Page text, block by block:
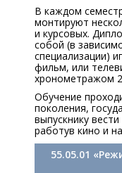
В каждом
монтируют
и курсовых.
собой (в
специализации)
фильм, или
хронометражом
Обучение
поколения,
выпускнику
работув кино и
55.05.01